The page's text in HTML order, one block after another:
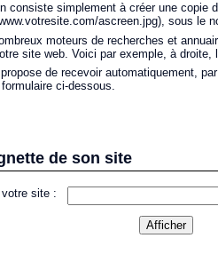
consiste simplement à créer une copie
ascreen.jpg), sous le
moteurs de recherches et
site web. Voici par exemple, à droite,
de recevoir automatiquement,
ci-dessous.
de son site
votre site :